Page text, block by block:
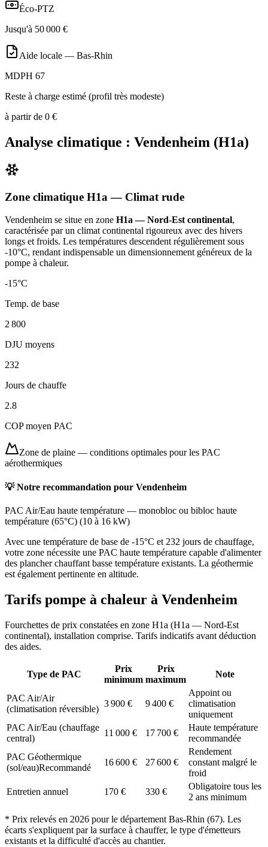
Éco-PTZ
Jusqu'à 50 000 €
Aide locale — Bas-Rhin
MDPH 67
Reste à charge estimé (profil très modeste)
à partir de 0 €
Analyse climatique : Vendenheim (H1a)
Zone climatique H1a — Climat rude
Vendenheim se situe en zone H1a — Nord-Est continental,
caractérisée par un climat continental rigoureux avec des hivers
longs et froids. Les températures descendent régulièrement sous
-10°C, rendant indispensable un dimensionnement généreux de la
pompe à chaleur.
-15°C
Temp. de base
2 800
DJU moyens
232
Jours de chauffe
2.8
COP moyen PAC
Zone de plaine — conditions optimales pour les PAC
aérothermiques
💡 Notre recommandation pour Vendenheim
PAC Air/Eau haute température — monobloc ou bibloc haute
température (65°C) (10 à 16 kW)
Avec une température de base de -15°C et 232 jours de chauffage,
votre zone nécessite une PAC haute température capable d'alimenter
des plancher chauffant basse température existants. La géothermie
est également pertinente en altitude.
Tarifs pompe à chaleur à Vendenheim
Fourchettes de prix constatées en zone H1a (H1a — Nord-Est
continental), installation comprise. Tarifs indicatifs avant déduction
des aides.
Type de PAC
Prix
minimum
Prix
maximum
Note
PAC Air/Air
(climatisation réversible)
3 900 € 9 400 €
Appoint ou
climatisation
uniquement
PAC Air/Eau (chauffage
central)
11 000 € 17 700 €
Haute température
recommandée
PAC Géothermique
(sol/eau)Recommandé
16 600 € 27 600 €
Rendement
constant malgré le
froid
Entretien annuel
170 € 330 €
Obligatoire tous les
2 ans minimum
* Prix relevés en 2026 pour le département Bas-Rhin (67). Les
écarts s'expliquent par la surface à chauffer, le type d'émetteurs
existants et la difficulté d'accès au chantier.